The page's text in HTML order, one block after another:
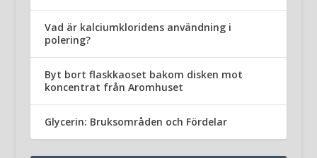
Vad är kalciumkloridens användning i
polering?
Byt bort flaskkaoset bakom disken mot
koncentrat från Aromhuset
Glycerin: Bruksområden och Fördelar